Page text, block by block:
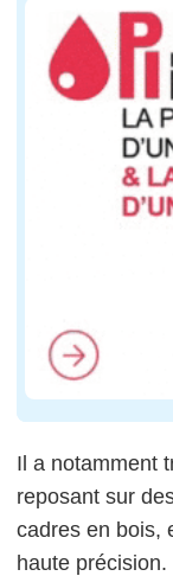
Il a notamment
reposant sur
cadres en bois,
haute